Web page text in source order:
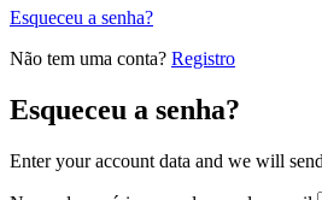
Esqueceu a senha?
Não tem uma conta? Registro
Esqueceu a senha?
Enter your account data and we will